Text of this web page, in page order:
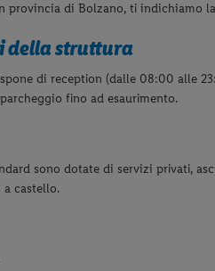
provincia di Bolzano, ti indichiamo la
della struttura
di reception (dalle 08:00 alle
fino ad esaurimento.
sono dotate di servizi privati,
castello.